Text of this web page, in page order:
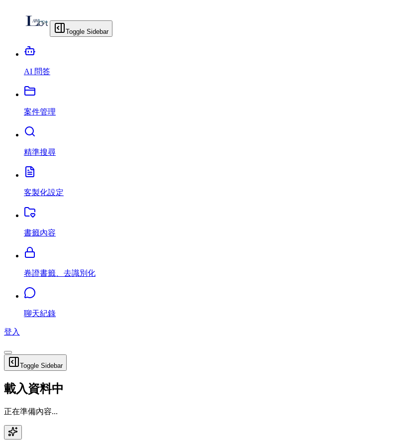
Toggle Sidebar
AI 問答
案件管理
精準搜尋
客製化設定
書籤內容
卷證書籤、去識別化
聊天紀錄
登入
Toggle Sidebar
載入資料中
正在準備內容...